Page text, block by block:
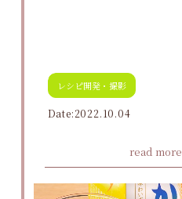
レシピ開発・撮影
Date:2022.10.04
read more